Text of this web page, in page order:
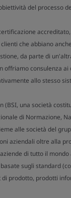
del processo
che abbiano
da parte di
offriamo consulenza
allo stesso
(BSI, una società
di Normazione,
alle società del
aziendali oltre alla
di tutto il
sugli standard
prodotto, prodotti